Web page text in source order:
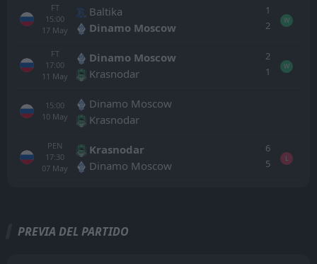
FT
15:00
17 May
Baltika
Dinamo Moscow
1
2
W
FT
17:00
11 May
Dinamo Moscow
Krasnodar
2
1
W
15:00
10 May
Dinamo Moscow
Krasnodar
PEN
17:30
07 May
Krasnodar
Dinamo Moscow
6
5
L
PREVIA DEL PARTIDO